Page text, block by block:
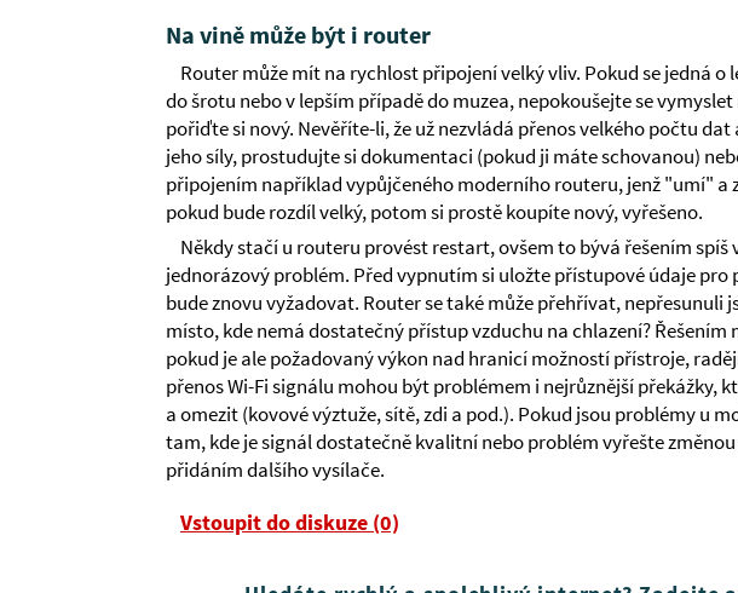
Na vině může být i router
Router může mít na rychlost připojení velký vliv. Pokud se jedná
do šrotu nebo v lepším případě do muzea, nepokoušejte se
pořiďte si nový. Nevěříte-li, že už nezvládá přenos velkého počtu
jeho síly, prostudujte si dokumentaci (pokud ji máte schovanou)
připojením například vypůjčeného moderního routeru, jenž "umí" a
pokud bude rozdíl velký, potom si prostě koupíte nový, vyřešeno.
Někdy stačí u routeru provést restart, ovšem to bývá řešením spíš
jednorázový problém. Před vypnutím si uložte přístupové údaje pro
bude znovu vyžadovat. Router se také může přehřívat, nepřesunuli
místo, kde nemá dostatečný přístup vzduchu na chlazení?
pokud je ale požadovaný výkon nad hranicí možností přístroje,
přenos Wi-Fi signálu mohou být problémem i nejrůznější překážky,
a omezit (kovové výztuže, sítě, zdi a pod.). Pokud jsou problémy u
tam, kde je signál dostatečně kvalitní nebo problém vyřešte
přidáním dalšího vysílače.
Vstoupit do diskuze (0)